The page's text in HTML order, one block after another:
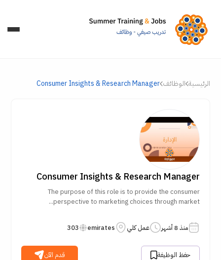
الرئيسية الوظائف Consumer Insights & Research Manager
Consumer Insights & Research Manager
The purpose of this role is to provide the consumer
perspective to marketing choices through market...
منذ 8 أشهر عمل كلي emirates
303
حفظ الوظيفة قدم الآن